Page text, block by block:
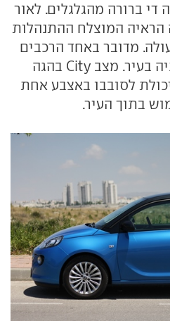
ברורה מהגלגלים. לאור
הראיה המוצלח ההתנהלות
מדובר באחד הרכבים
הקלים ביותר לטיול וחניה בעיר. מצב City בהגה
לסובבו באצבע אחת
בתוך העיר.